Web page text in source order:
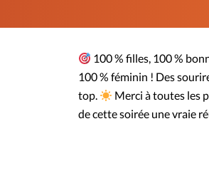
100 % filles, 100 %
100 % féminin ! Des
top.
Merci à toutes les
de cette soirée une vraie